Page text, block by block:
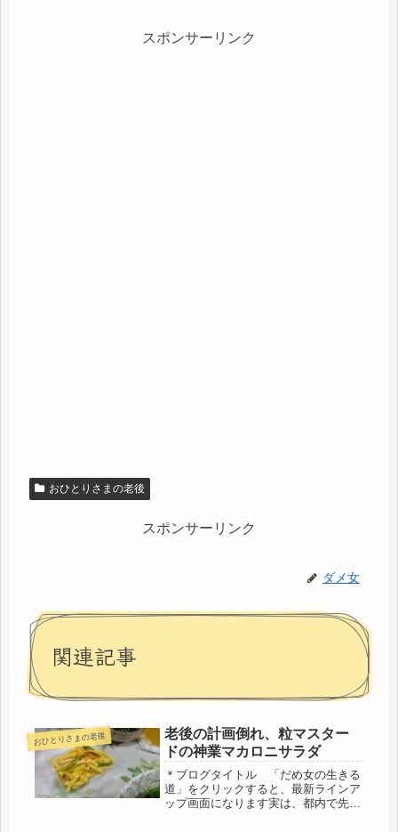
スポンサーリンク
おひとりさまの老後
スポンサーリンク
ダメ女
関連記事
おひとりさまの老後
老後の計画倒れ、粒マスター
ドの神業マカロニサラダ
＊ブログタイトル 「だめ女の生きる
道」をクリックすると、最新ラインア
ップ画面になります実は、都内で先日